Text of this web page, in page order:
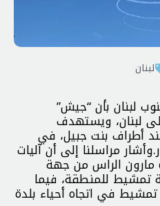
لبنان
لبنان بأن “جيش”
لبنان، ويستهدف
أطراف بنت جبيل، في
مراسلنا إلى أن آليات
مارون الراس من جهة
للمنطقة، فيما
في اتجاه أحياء بلدة